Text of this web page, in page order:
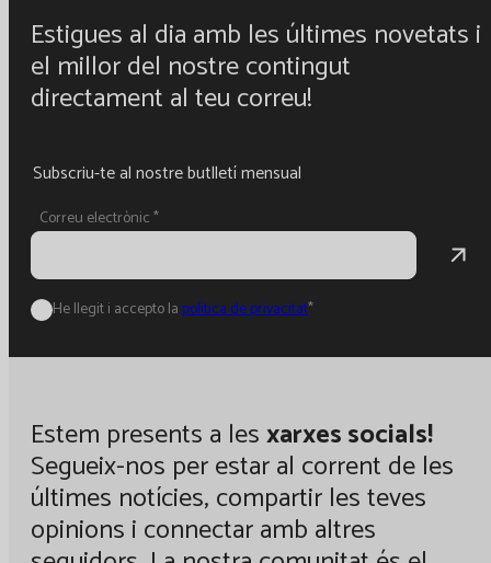
Estigues al dia amb les últimes novetats i
el millor del nostre contingut
directament al teu correu!
Subscriu-te al nostre butlletí mensual
Correu electrònic*
He llegit i accepto lapolítica de privacitat*
Estem presents a lesxarxes socials!
Segueix-nos per estar al corrent de les
últimes notícies, compartir les teves
opinions i connectar amb altres